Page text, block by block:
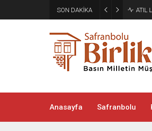
SON DAKİKA ATIL
Anasayfa Safranbolu